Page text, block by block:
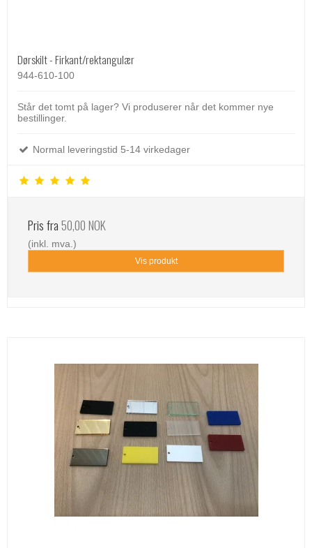
Dørskilt - Firkant/rektangulær
944-610-100
Står det tomt på lager? Vi produserer når det kommer nye
bestillinger.
Normal leveringstid 5-14 virkedager
Pris fra50,00 NOK
(inkl. mva.)
Vis produkt